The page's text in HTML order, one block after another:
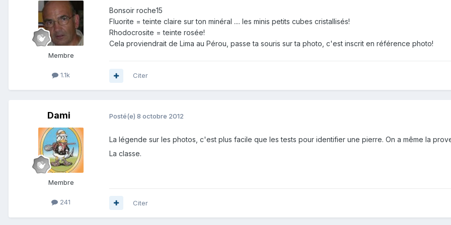
Membre
1.1k
Bonsoir roche15
Fluorite = teinte claire sur ton minéral .... les minis petits cubes cristallisés!
Rhodocrosite = teinte rosée!
Cela proviendrait de Lima au Pérou, passe ta souris sur ta photo, c'est inscrit en référence photo!
Citer
Dami
Membre
241
Posté(e) 8 octobre 2012
La légende sur les photos, c'est plus facile que les tests pour identifier une pierre. On a même la
La classe.
Citer